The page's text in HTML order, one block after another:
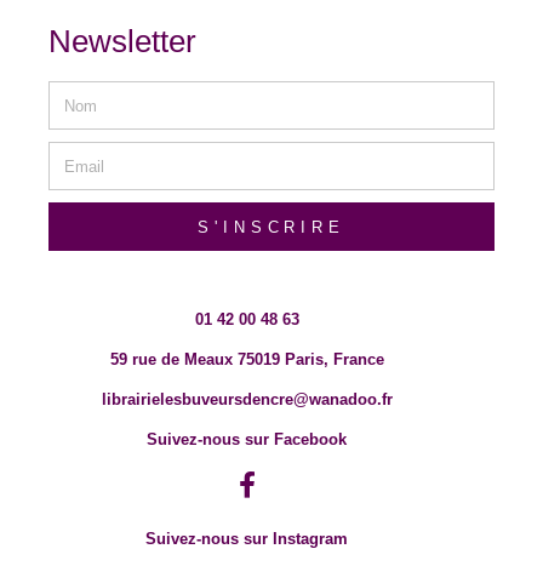
Newsletter
S'INSCRIRE
01 42 00 48 63
59 rue de Meaux 75019 Paris, France
librairielesbuveursdencre@wanadoo.fr
Suivez-nous sur Facebook
Suivez-nous sur Instagram